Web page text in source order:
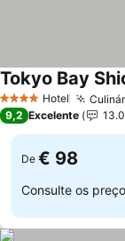
4 EstrelasHotel
Tokyo Bay
9,2 Excelente
De € 98
Consulte os